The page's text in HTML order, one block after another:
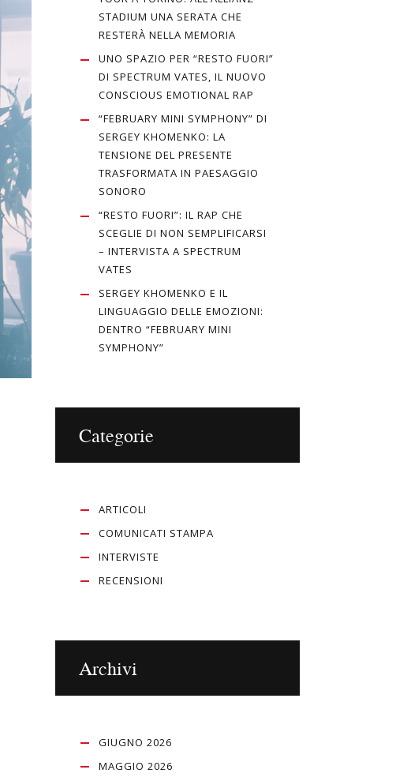
STADIUM UNA SERATA CHE
RESTERÀ NELLA MEMORIA
UNO SPAZIO PER “RESTO FUORI”
DI SPECTRUM VATES, IL NUOVO
CONSCIOUS EMOTIONAL RAP
“FEBRUARY MINI SYMPHONY” DI
SERGEY KHOMENKO: LA
TENSIONE DEL PRESENTE
TRASFORMATA IN PAESAGGIO
SONORO
“RESTO FUORI”: IL RAP CHE
SCEGLIE DI NON SEMPLIFICARSI
– INTERVISTA A SPECTRUM
VATES
SERGEY KHOMENKO E IL
LINGUAGGIO DELLE EMOZIONI:
DENTRO “FEBRUARY MINI
SYMPHONY”
Categorie
ARTICOLI
COMUNICATI STAMPA
INTERVISTE
RECENSIONI
Archivi
GIUGNO 2026
MAGGIO 2026